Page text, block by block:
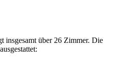
insgesamt über 26 Zimmer. Die